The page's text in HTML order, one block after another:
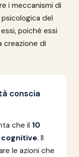
i meccanismi di
del
poiché essi
creazione di
conscia
che il 10
. Il
le azioni che